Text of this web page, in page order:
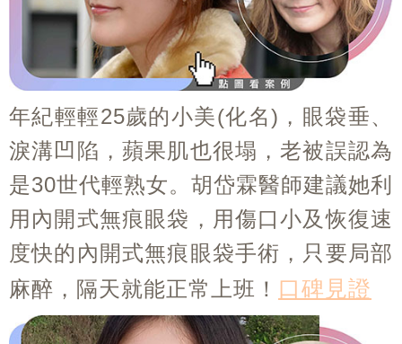
年紀輕輕25歲的小美(化名)，眼袋垂、
淚溝凹陷，蘋果肌也很塌，老被誤認為
是30世代輕熟女。胡岱霖醫師建議她利
用內開式無痕眼袋，用傷口小及恢復速
度快的內開式無痕眼袋手術，只要局部
麻醉，隔天就能正常上班！ 口碑見證